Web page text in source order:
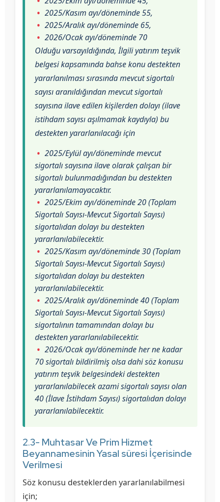
2025/Kasım ayı/döneminde 55,
2025/Aralık ayı/döneminde 65,
2026/Ocak ayı/döneminde 70
Olduğu varsayıldığında, İlgili yatırım teşvik
belgesi kapsamında bahse konu destekten
yararlanılması sırasında mevcut sigortalı
sayısı aranıldığından mevcut sigortalı
sayısına ilave edilen kişilerden dolayı (ilave
istihdam sayısı aşılmamak kaydıyla) bu
destekten yararlanılacağı için
2025/Eylül ayı/döneminde mevcut
sigortalı sayısına ilave olarak çalışan bir
sigortalı bulunmadığından bu destekten
yararlanılamayacaktır.
2025/Ekim ayı/döneminde 20 (Toplam
Sigortalı Sayısı-Mevcut Sigortalı Sayısı)
sigortalıdan dolayı bu destekten
yararlanılabilecektir.
2025/Kasım ayı/döneminde 30 (Toplam
Sigortalı Sayısı-Mevcut Sigortalı Sayısı)
sigortalıdan dolayı bu destekten
yararlanılabilecektir.
2025/Aralık ayı/döneminde 40 (Toplam
Sigortalı Sayısı-Mevcut Sigortalı Sayısı)
sigortalının tamamından dolayı bu
destekten yararlanılabilecektir.
2026/Ocak ayı/döneminde her ne kadar
70 sigortalı bildirilmiş olsa dahi söz konusu
yatırım teşvik belgesindeki destekten
yararlanılabilecek azami sigortalı sayısı olan
40 (İlave İstihdam Sayısı) sigortalıdan dolayı
yararlanılabilecektir.
2.3- Muhtasar Ve Prim Hizmet
Beyannamesinin Yasal süresi İçerisinde
Verilmesi
Söz konusu desteklerden yararlanılabilmesi
için;